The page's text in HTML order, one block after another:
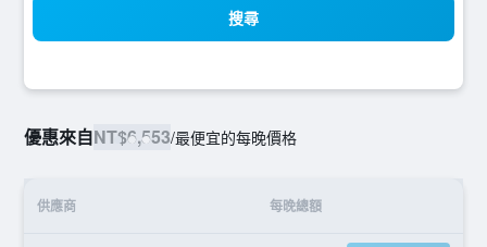
搜尋
優惠來自NT$6,553/最便宜的每晚價格
供應商 每晚總額